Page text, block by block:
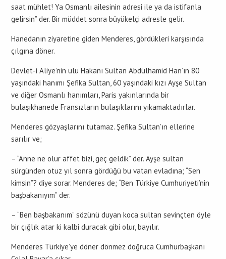
saat mühlet! Ya Osmanlı ailesinin adresi ile ya da istifanla
gelirsin” der. Bir müddet sonra büyükelçi adresle gelir.
Hanedanın ziyaretine giden Menderes, gördükleri karşısında
çılgına döner.
Devlet-i Aliye’nin ulu Hakanı Sultan Abdülhamid Han’ın 80
yaşındaki hanımı Şefika Sultan, 60 yaşındaki kızı Ayşe Sultan
ve diğer Osmanlı hanımları, Paris yakınlarında bir
bulaşıkhanede Fransızların bulaşıklarını yıkamaktadırlar.
Menderes gözyaşlarını tutamaz. Şefika Sultan’ın ellerine
sarılır ve;
– “Anne ne olur affet bizi, geç geldik” der. Ayşe sultan
sürgünden otuz yıl sonra gördüğü bu vatan evladına; “Sen
kimsin”? diye sorar. Menderes de; “Ben Türkiye Cumhuriyeti’nin
başbakanıyım” der.
– “Ben başbakanım” sözünü duyan koca sultan sevinçten öyle
bir çığlık atar ki kalbi duracak gibi olur, bayılır.
Menderes Türkiye’ye döner dönmez doğruca Cumhurbaşkanı